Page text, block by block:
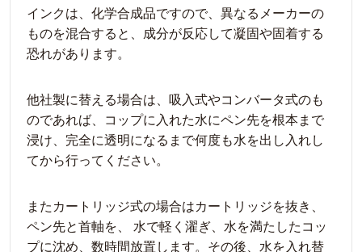
インクは、化学合成品ですので、異なるメーカーの
ものを混合すると、成分が反応して凝固や固着する
恐れがあります。
他社製に替える場合は、吸入式やコンバータ式のも
のであれば、コップに入れた水にペン先を根本まで
浸け、完全に透明になるまで何度も水を出し入れし
てから行ってください。
またカートリッジ式の場合はカートリッジを抜き、
ペン先と首軸を、 水で軽く濯ぎ、水を満たしたコッ
プに沈め、数時間放置します。その後、水を入れ替